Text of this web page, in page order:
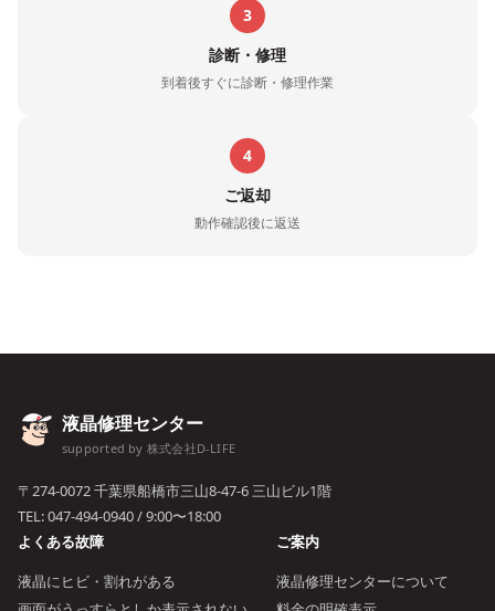
3
診断・修理
到着後すぐに診断・修理作業
4
ご返却
動作確認後に返送
液晶修理センター
supported by 株式会社D-LIFE
〒274-0072 千葉県船橋市三山8-47-6 三山ビル1階
TEL:047-494-0940/ 9:00〜18:00
よくある故障
液晶にヒビ・割れがある
ご案内
液晶修理センターについて